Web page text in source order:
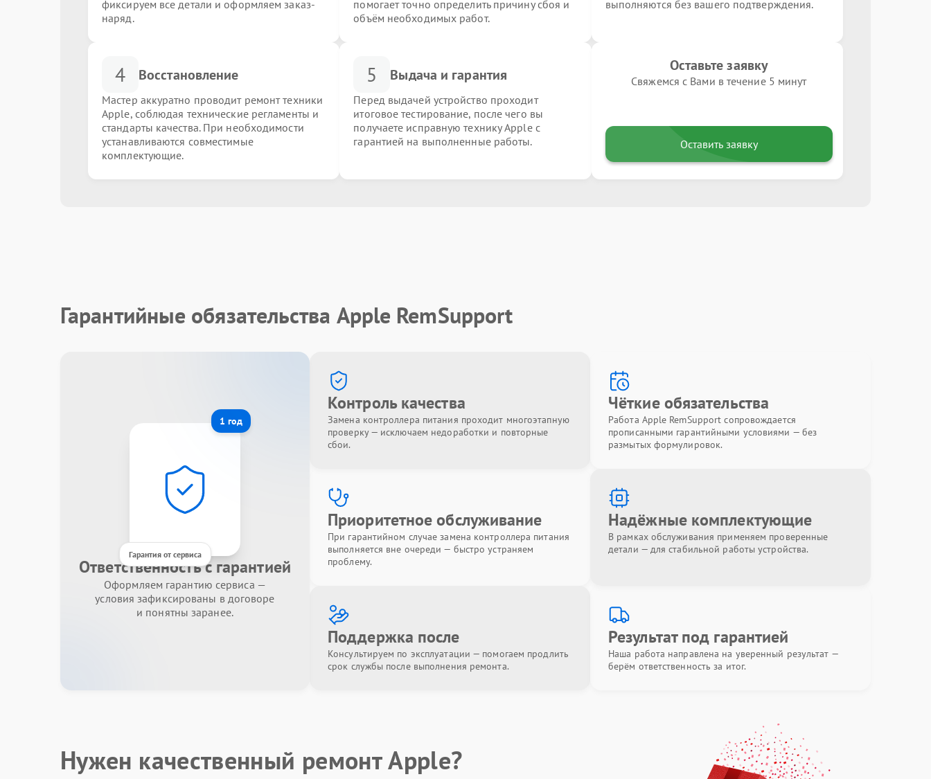
фиксируем все детали и оформляем заказ-
наряд.
помогает точно определить причину сбоя и
объём необходимых работ.
выполняются без вашего подтверждения.
4 Восстановление
Мастер аккуратно проводит ремонт техники
Apple, соблюдая технические регламенты и
стандарты качества. При необходимости
устанавливаются совместимые
комплектующие.
5 Выдача и гарантия
Перед выдачей устройство проходит
итоговое тестирование, после чего вы
получаете исправную технику Apple с
гарантией на выполненные работы.
Оставьте заявку
Свяжемся с Вами в течение 5 минут
Оставить заявку
Гарантийные обязательства Apple RemSupport
1 год
Гарантия от сервиса
Ответственность с гарантией
Оформляем гарантию сервиса —
условия зафиксированы в договоре
и понятны заранее.
Контроль качества
Замена контроллера питания проходит многоэтапную
проверку — исключаем недоработки и повторные
сбои.
Чёткие обязательства
Работа Apple RemSupport сопровождается
прописанными гарантийными условиями — без
размытых формулировок.
Приоритетное обслуживание
При гарантийном случае замена контроллера питания
выполняется вне очереди — быстро устраняем
проблему.
Надёжные комплектующие
В рамках обслуживания применяем проверенные
детали — для стабильной работы устройства.
Поддержка после
Консультируем по эксплуатации — помогаем продлить
срок службы после выполнения ремонта.
Результат под гарантией
Наша работа направлена на уверенный результат —
берём ответственность за итог.
Нужен качественный ремонт Apple?